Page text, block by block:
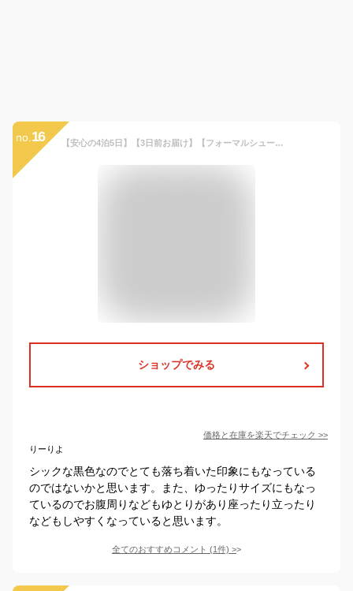
no. 16 【安心の4泊5日】【3日前お届け】【フォーマルシューズ・ベルト】【サイズ展開／ゆったりサイズのE体 150E 160E 165E サイズ／b-145】hiromichi nakano ジュニアスーツセット 男の子 男児 男の子スーツ 卒服 子供スーツ 卒業式
ショップでみる
価格と在庫を楽天でチェック >>
りーりよ
シックな黒色なのでとても落ち着いた印象にもなっている
のではないかと思います。また、ゆったりサイズにもなっ
ているのでお腹周りなどもゆとりがあり座ったり立ったり
などもしやすくなっていると思います。
全てのおすすめコメント (1件) >